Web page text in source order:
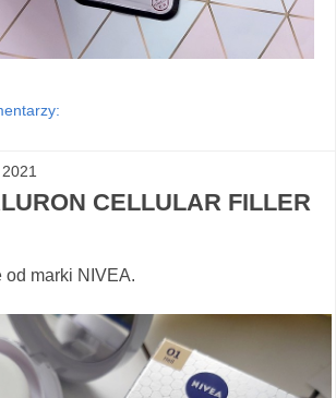
CELLULAR FILLER
od marki NIVEA.